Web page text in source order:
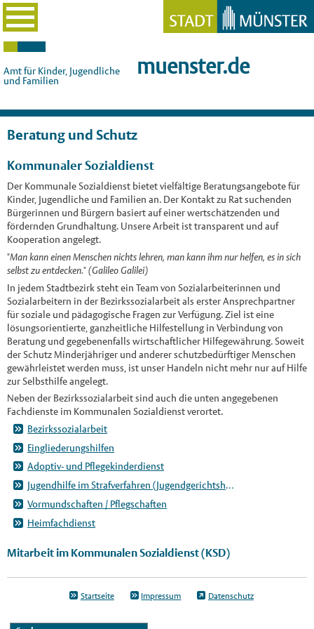
Amt für Kinder, Jugendliche
und Familien
muenster.de
Beratung und Schutz
Kommunaler Sozialdienst
Der Kommunale Sozialdienst bietet vielfältige Beratungsangebote für
Kinder, Jugendliche und Familien an. Der Kontakt zu Rat suchenden
Bürgerinnen und Bürgern basiert auf einer wertschätzenden und
fördernden Grundhaltung. Unsere Arbeit ist transparent und auf
Kooperation angelegt.
"Man kann einen Menschen nichts lehren, man kann ihm nur helfen, es in sich
selbst zu entdecken." (Galileo Galilei)
In jedem Stadtbezirk steht ein Team von Sozialarbeiterinnen und
Sozialarbeitern in der Bezirkssozialarbeit als erster Ansprechpartner
für soziale und pädagogische Fragen zur Verfügung. Ziel ist eine
lösungsorientierte, ganzheitliche Hilfestellung in Verbindung von
Beratung und gegebenenfalls wirtschaftlicher Hilfegewährung. Soweit
der Schutz Minderjähriger und anderer schutzbedürftiger Menschen
gewährleistet werden muss, ist unser Handeln nicht mehr nur auf Hilfe
zur Selbsthilfe angelegt.
Neben der Bezirkssozialarbeit sind auch die unten angegebenen
Fachdienste im Kommunalen Sozialdienst verortet.
Bezirkssozialarbeit
Eingliederungshilfen
Adoptiv- und Pflegekinderdienst
Jugendhilfe im Strafverfahren (Jugendgerichtshilfe)
Vormundschaften / Pflegschaften
Heimfachdienst
Mitarbeit im Kommunalen Sozialdienst (KSD)
Startseite Impressum Datenschutz